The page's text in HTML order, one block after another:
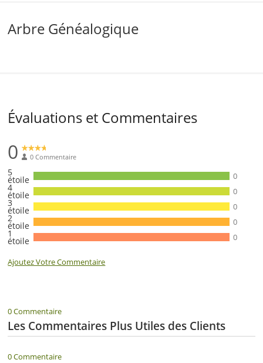
Arbre Généalogique
Évaluations et Commentaires
0 0 Commentaire
5
étoile 0
4
étoile 0
3
étoile 0
2
étoile 0
1
étoile 0
Ajoutez Votre Commentaire
0 Commentaire
Les Commentaires Plus Utiles des Clients
0 Commentaire